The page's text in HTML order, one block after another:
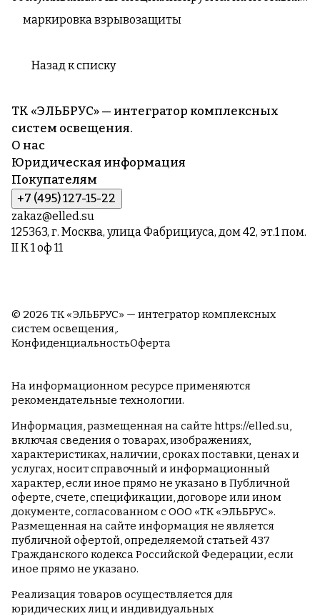
промышленного, уличного и внутреннего
долгий срок службы нашей продукции.
маркировка взрывозащиты
Назад к списку
ТК «ЭЛЬБРУС» — интегратор комплексных
систем освещения.
О нас
Юридическая информация
Покупателям
+7 (495) 127-15-22
zakaz@elled.su
125363, г. Москва, улица Фабрициуса, дом 42, эт.1 пом.
II К 1 оф 11
© 2026 ТК «ЭЛЬБРУС» — интегратор комплексных
систем освещения,.
КонфиденциальностьОферта
На информационном ресурсе применяются
рекомендательные технологии.
Информация, размещенная на сайте https://elled.su,
включая сведения о товарах, изображениях,
характеристиках, наличии, сроках поставки, ценах и
услугах, носит справочный и информационный
характер, если иное прямо не указано в Публичной
оферте, счете, спецификации, договоре или ином
документе, согласованном с ООО «ТК «ЭЛЬБРУС».
Размещенная на сайте информация не является
публичной офертой, определяемой статьей 437
Гражданского кодекса Российской Федерации, если
иное прямо не указано.
Реализация товаров осуществляется для
юридических лиц и индивидуальных